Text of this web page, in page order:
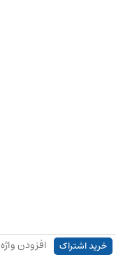
خرید اشتراک افزودن واژه